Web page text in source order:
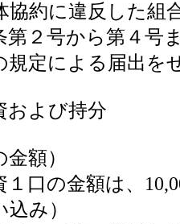
協約に違反した組
第２号から第４
規定による届出
よび持分
金額）
口の金額は、
込み）